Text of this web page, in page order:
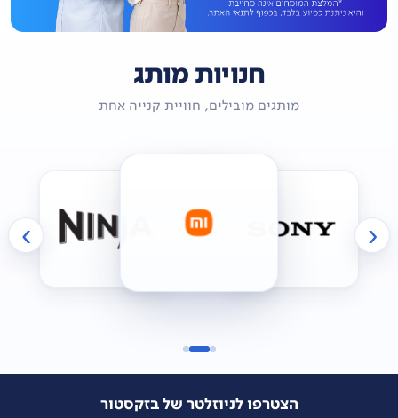
חנויות מותג
מותגים מובילים, חוויית קנייה אחת
‹
›
הצטרפו לניוזלטר של בזקסטור